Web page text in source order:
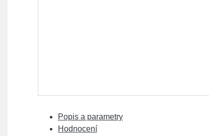
Popis a parametry
Hodnocení